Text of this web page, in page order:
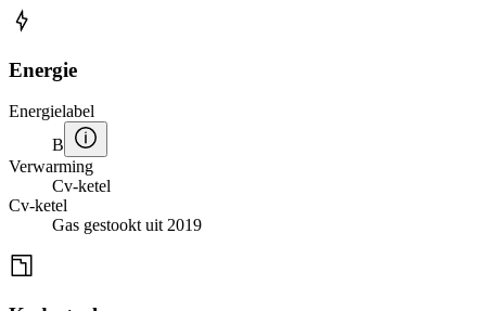
Energie
Energielabel
B
Verwarming
Cv-ketel
Cv-ketel
Gas gestookt uit 2019